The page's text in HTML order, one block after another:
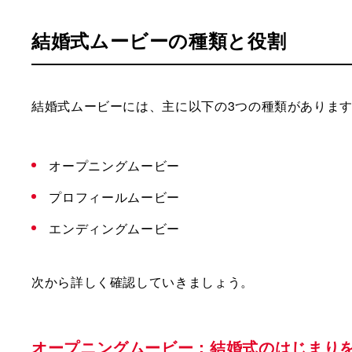
結婚式ムービーの種類と役割
結婚式ムービーには、主に以下の3つの種類があります
オープニングムービー
プロフィールムービー
エンディングムービー
次から詳しく確認していきましょう。
オープニングムービー：結婚式のはじまり